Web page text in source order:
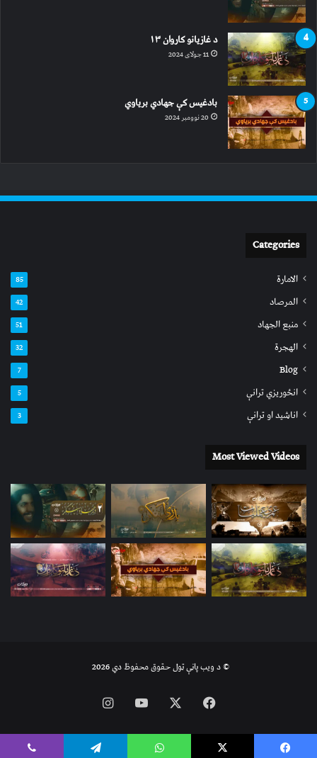
د غازیانو کاروان ۱۳
11 جولای 2024
بادغیس کې جهادي بریاوي
20 نوومبر 2024
Categories
الامارة 85
المرصاد 42
منبع الجهاد 51
الهجرة 32
Blog
7
انځوریزي ترانې 5
اناشید او ترانې 3
Most Viewed Videos
© د ویب پاڼې ټول حقوق محفوظ دي 2026
Facebook
YouTube
Instagram